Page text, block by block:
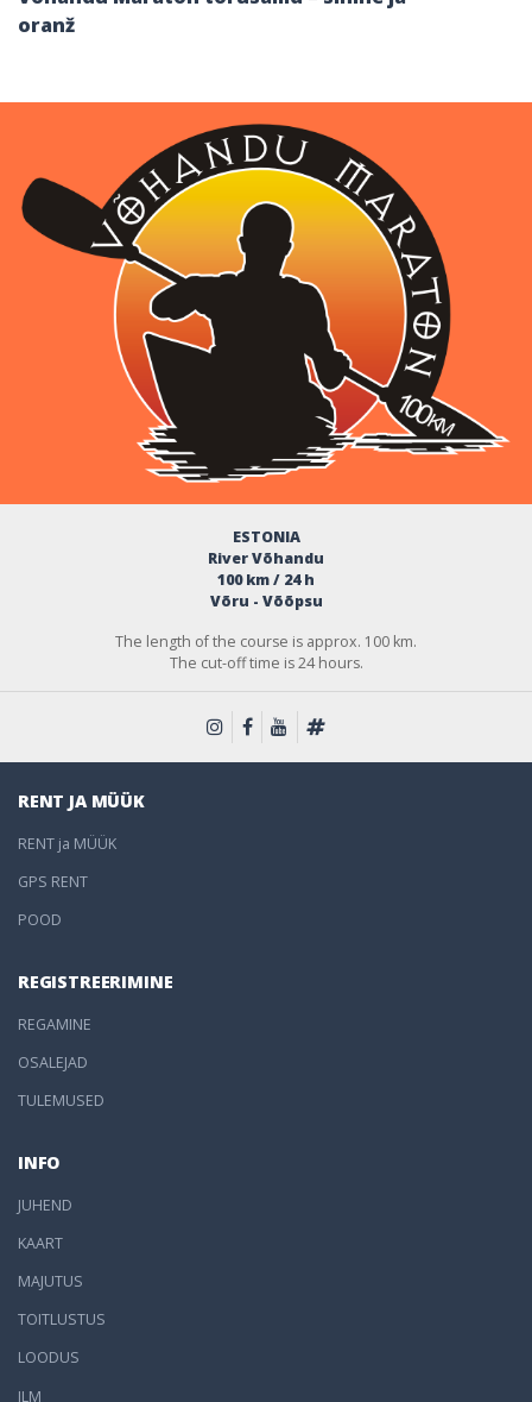
oranž
ESTONIA
River Võhandu
100 km / 24 h
Võru - Võõpsu
The length of the course is approx. 100 km.
The cut-off time is 24 hours.
RENT JA MÜÜK
RENT ja MÜÜK
GPS RENT
POOD
REGISTREERIMINE
REGAMINE
OSALEJAD
TULEMUSED
INFO
JUHEND
KAART
MAJUTUS
TOITLUSTUS
LOODUS
ILM